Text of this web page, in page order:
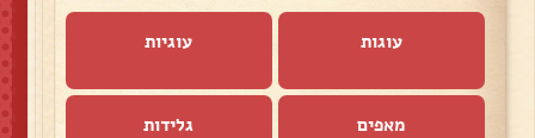
עוגות עוגיות
מאפים גלידות